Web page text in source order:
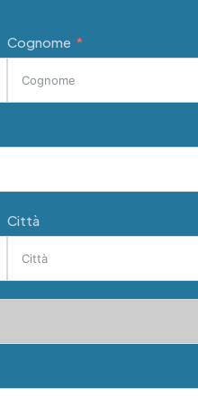
Cognome
Città